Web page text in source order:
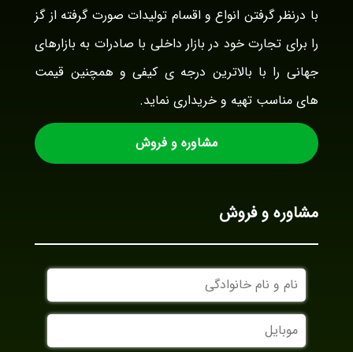
با درنظر گرفتن انواع و اقسام تولیدات صورت گرفته از گز
را برای تجارت خود در بازار داخلی با صادرات به بازارهای
جهانی را با بالاترین درجه ی کیفی و همچنین قیمت
های مناسب تهیه و خریداری نماید.
مشاوره و فروش
مشاوره و فروش
نام
و
نام
خانوادگی
موبایل